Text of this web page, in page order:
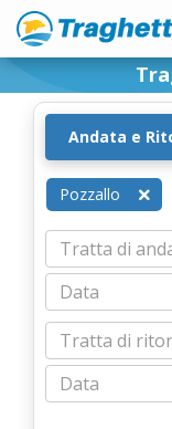
Andata e
Pozzallo